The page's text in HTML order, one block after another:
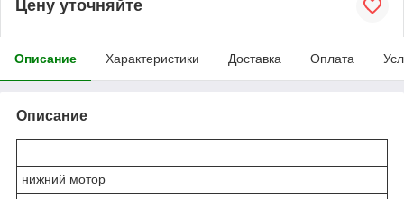
Цену уточняйте
Описание Характеристики Доставка Оплата
Описание
нижний мотор